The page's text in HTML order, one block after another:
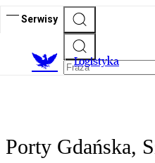
Serwisy
Logistyka
Porty Gdańska,